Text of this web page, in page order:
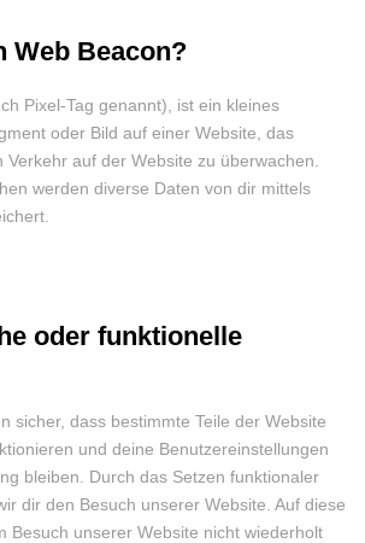
Web Beacon?
Pixel-Tag genannt), ist ein kleines
oder Bild auf einer Website, das
auf der Website zu überwachen.
werden diverse Daten von dir mittels
oder funktionelle
sicher, dass bestimmte Teile der Website
und deine Benutzereinstellungen
bleiben. Durch das Setzen funktionaler
dir den Besuch unserer Website. Auf diese
Besuch unserer Website nicht wiederholt